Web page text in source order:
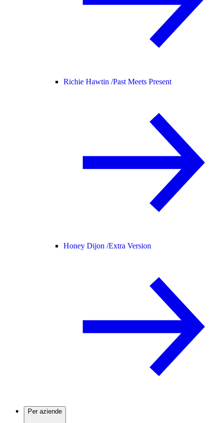
Richie Hawtin /Past Meets Present
Honey Dijon /Extra Version
Per aziende